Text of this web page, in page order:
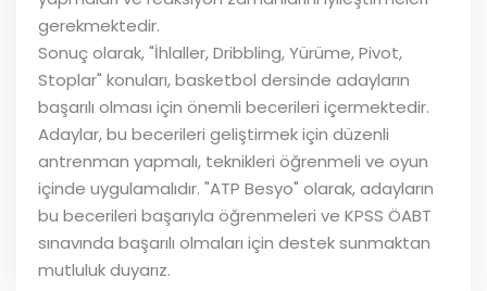
gerekmektedir.
Sonuç olarak, "İhlaller, Dribbling, Yürüme, Pivot,
Stoplar" konuları, basketbol dersinde adayların
başarılı olması için önemli becerileri içermektedir.
Adaylar, bu becerileri geliştirmek için düzenli
antrenman yapmalı, teknikleri öğrenmeli ve oyun
içinde uygulamalıdır. "ATP Besyo" olarak, adayların
bu becerileri başarıyla öğrenmeleri ve KPSS ÖABT
sınavında başarılı olmaları için destek sunmaktan
mutluluk duyarız.